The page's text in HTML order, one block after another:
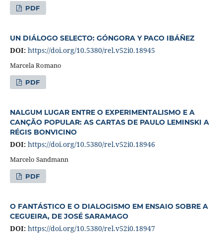
PDF
UN DIÁLOGO SELECTO: GÓNGORA Y PACO IBÁÑEZ
DOI: https://doi.org/10.5380/rel.v52i0.18945
Marcela Romano
PDF
NALGUM LUGAR ENTRE O EXPERIMENTALISMO E A
CANÇÃO POPULAR: AS CARTAS DE PAULO LEMINSKI A
RÉGIS BONVICINO
DOI: https://doi.org/10.5380/rel.v52i0.18946
Marcelo Sandmann
PDF
O FANTÁSTICO E O DIALOGISMO EM ENSAIO SOBRE A
CEGUEIRA, DE JOSÉ SARAMAGO
DOI: https://doi.org/10.5380/rel.v52i0.18947